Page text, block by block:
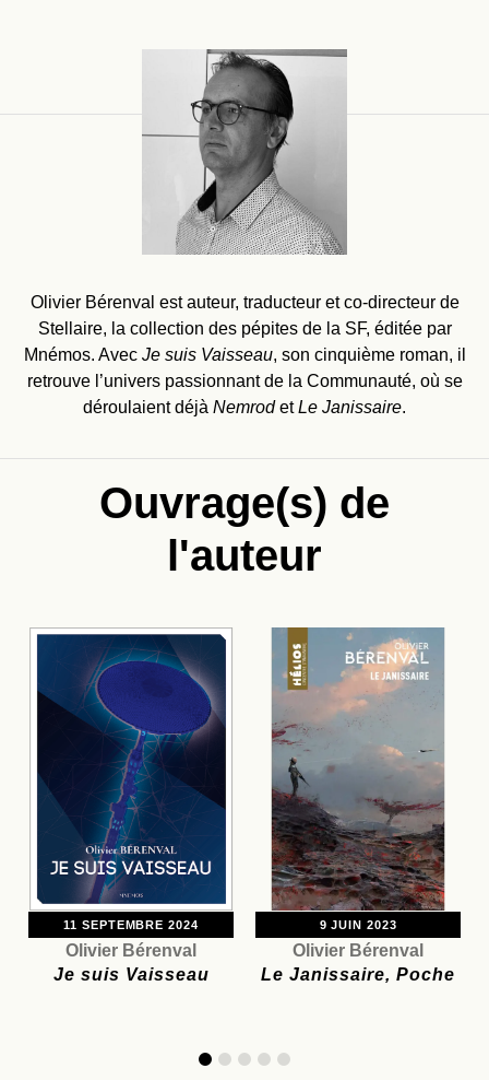
Olivier Bérenval est auteur, traducteur et co-directeur de
Stellaire, la collection des pépites de la SF, éditée par
Mnémos. Avec Je suis Vaisseau, son cinquième roman, il
retrouve l’univers passionnant de la Communauté, où se
déroulaient déjà NemrodetLe Janissaire.
Ouvrage(s) de
l'auteur
11 SEPTEMBRE 2024
Olivier Bérenval
Je suis Vaisseau
9 JUIN 2023
Olivier Bérenval
Le Janissaire, Poche